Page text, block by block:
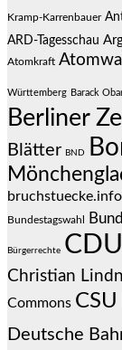
Kramp-Karrenbauer
ARD-Tagesschau
Atomkraft
Württemberg Barack
Berliner
Blätter BND
bruchstuecke.info
Bundestagswahl
Bürgerrechte CDU
Christian
Commons CSU
Deutsche